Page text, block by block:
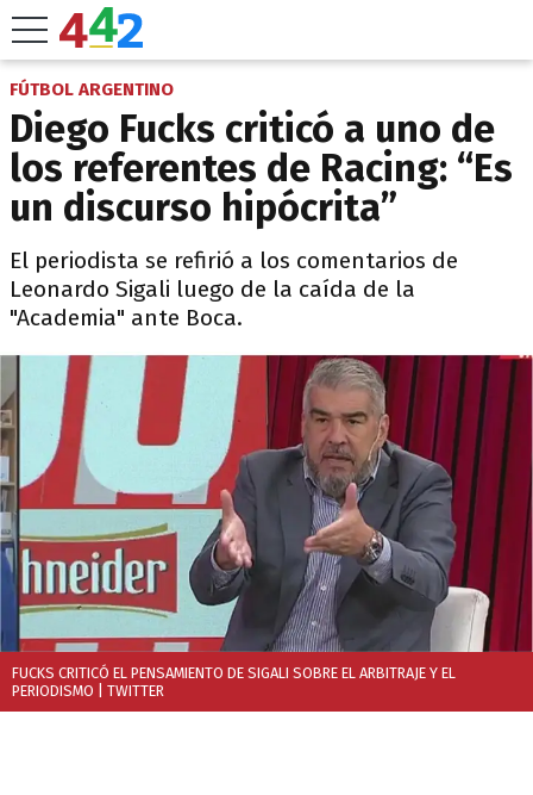
FÚTBOL ARGENTINO
Diego Fucks criticó a uno de
los referentes de Racing: “Es
un discurso hipócrita”
El periodista se refirió a los comentarios de
Leonardo Sigali luego de la caída de la
"Academia" ante Boca.
FUCKS CRITICÓ EL PENSAMIENTO DE SIGALI SOBRE EL ARBITRAJE Y EL
PERIODISMO | TWITTER